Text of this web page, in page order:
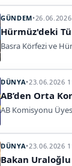
GÜNDEM•
Hürmüz'deki
Basra Körfezi ve
DÜNYA•23.06.2026
AB’den Orta
AB Komisyonu
DÜNYA•23.06.2026
Bakan